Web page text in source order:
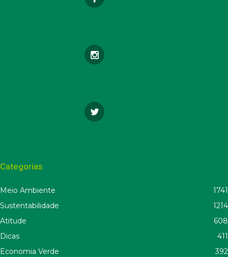
Categorias
Meio Ambiente
1741
Sustentabilidade
1214
Atitude
608
Dicas
411
Economia Verde
392